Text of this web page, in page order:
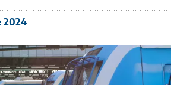
2024